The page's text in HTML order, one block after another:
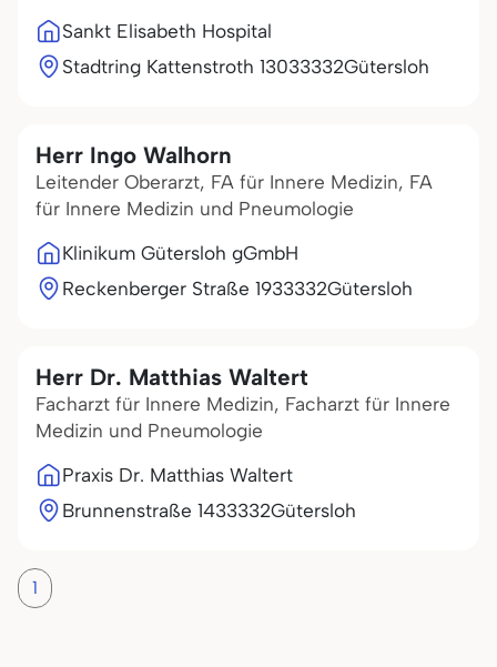
Sankt Elisabeth Hospital
Stadtring Kattenstroth 13033332Gütersloh
Herr Ingo Walhorn
Leitender Oberarzt, FA für Innere Medizin, FA
für Innere Medizin und Pneumologie
Klinikum Gütersloh gGmbH
Reckenberger Straße 1933332Gütersloh
Herr Dr. Matthias Waltert
Facharzt für Innere Medizin, Facharzt für Innere
Medizin und Pneumologie
Praxis Dr. Matthias Waltert
Brunnenstraße 1433332Gütersloh
1